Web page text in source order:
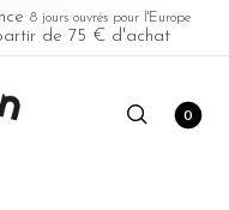
8 jours ouvrés pour l'Europe
de 75 € d'achat
0